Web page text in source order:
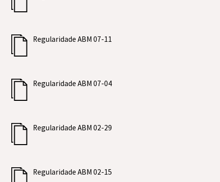
Regularidade ABM 07-11
Regularidade ABM 07-04
Regularidade ABM 02-29
Regularidade ABM 02-15